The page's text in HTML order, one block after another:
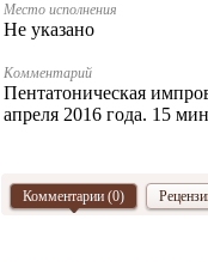
Место исполнения
Не указано
Комментарий
Пентатоническая
апреля 2016 года. 15
Комментарии (0)